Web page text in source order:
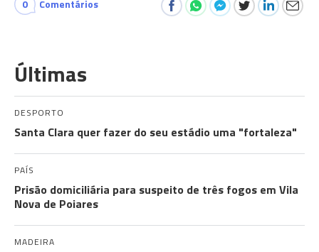
0 Comentários
Últimas
DESPORTO
Santa Clara quer fazer do seu estádio uma "fortaleza"
PAÍS
Prisão domiciliária para suspeito de três fogos em Vila
Nova de Poiares
MADEIRA